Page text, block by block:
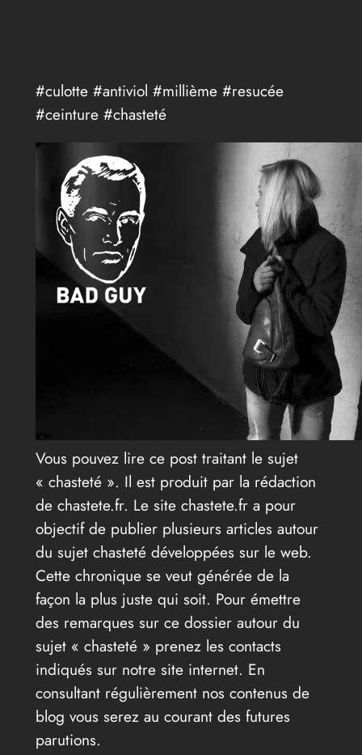
#culotte #antiviol #millième #resucée
#ceinture #chasteté
Vous pouvez lire ce post traitant le sujet
« chasteté ». Il est produit par la rédaction
de chastete.fr. Le site chastete.fr a pour
objectif de publier plusieurs articles autour
du sujet chasteté développées sur le web.
Cette chronique se veut générée de la
façon la plus juste qui soit. Pour émettre
des remarques sur ce dossier autour du
sujet « chasteté » prenez les contacts
indiqués sur notre site internet. En
consultant régulièrement nos contenus de
blog vous serez au courant des futures
parutions.